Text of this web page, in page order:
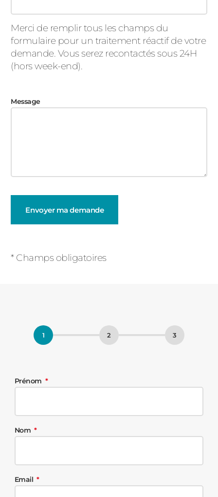
Merci de remplir tous les champs du
formulaire pour un traitement réactif de votre
demande. Vous serez recontactés sous 24H
(hors week-end).
Message
* Champs obligatoires
Prénom
Nom
Email